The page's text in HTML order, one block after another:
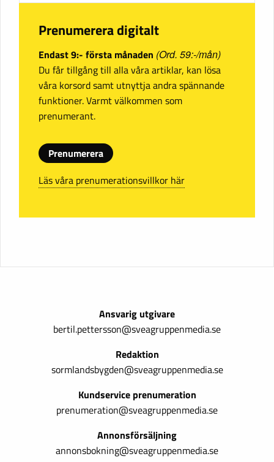
Prenumerera digitalt
Endast 9:- första månaden (Ord. 59:-/mån)
Du får tillgång till alla våra artiklar, kan lösa
våra korsord samt utnyttja andra spännande
funktioner. Varmt välkommen som
prenumerant.
Prenumerera
Läs våra prenumerationsvillkor här
Ansvarig utgivare
bertil.pettersson@sveagruppenmedia.se
Redaktion
sormlandsbygden@sveagruppenmedia.se
Kundservice prenumeration
prenumeration@sveagruppenmedia.se
Annonsförsäljning
annonsbokning@sveagruppenmedia.se